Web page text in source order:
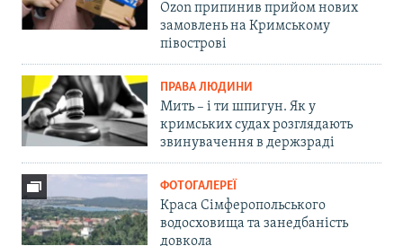
Ozon припинив прийом нових
замовлень на Кримському
півострові
ПРАВА ЛЮДИНИ
Мить – і ти шпигун. Як у
кримських судах розглядають
звинувачення в держзраді
ФОТОГАЛЕРЕЇ
Краса Сімферопольського
водосховища та занедбаність
довкола